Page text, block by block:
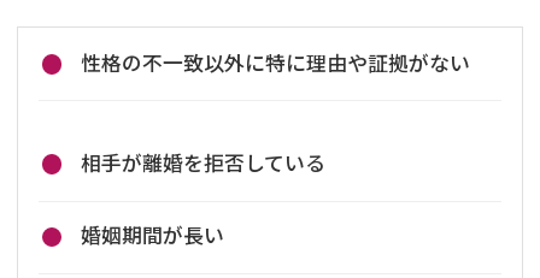
性格の不一致以外に特に理由や証拠がない
相手が離婚を拒否している
婚姻期間が長い